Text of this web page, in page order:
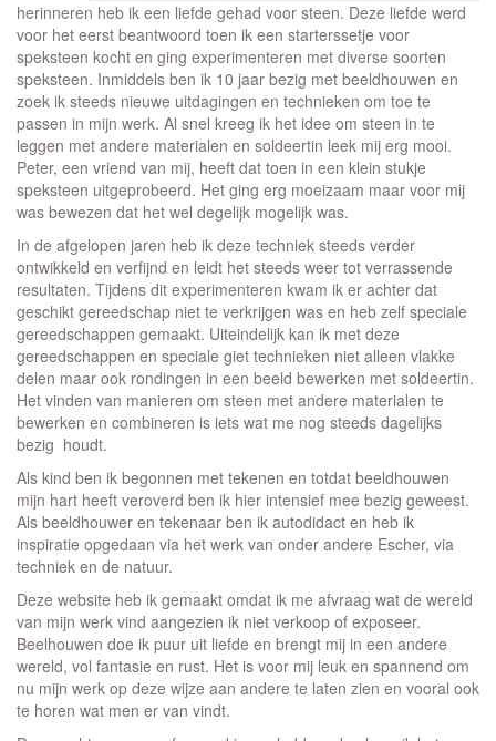
herinneren heb ik een liefde gehad voor steen. Deze liefde werd
voor het eerst beantwoord toen ik een starterssetje voor
speksteen kocht en ging experimenteren met diverse soorten
speksteen. Inmiddels ben ik 10 jaar bezig met beeldhouwen en
zoek ik steeds nieuwe uitdagingen en technieken om toe te
passen in mijn werk. Al snel kreeg ik het idee om steen in te
leggen met andere materialen en soldeertin leek mij erg mooi.
Peter, een vriend van mij, heeft dat toen in een klein stukje
speksteen uitgeprobeerd. Het ging erg moeizaam maar voor mij
was bewezen dat het wel degelijk mogelijk was.
In de afgelopen jaren heb ik deze techniek steeds verder
ontwikkeld en verfijnd en leidt het steeds weer tot verrassende
resultaten. Tijdens dit experimenteren kwam ik er achter dat
geschikt gereedschap niet te verkrijgen was en heb zelf speciale
gereedschappen gemaakt. Uiteindelijk kan ik met deze
gereedschappen en speciale giet technieken niet alleen vlakke
delen maar ook rondingen in een beeld bewerken met soldeertin.
Het vinden van manieren om steen met andere materialen te
bewerken en combineren is iets wat me nog steeds dagelijks
bezig houdt.
Als kind ben ik begonnen met tekenen en totdat beeldhouwen
mijn hart heeft veroverd ben ik hier intensief mee bezig geweest.
Als beeldhouwer en tekenaar ben ik autodidact en heb ik
inspiratie opgedaan via het werk van onder andere Escher, via
techniek en de natuur.
Deze website heb ik gemaakt omdat ik me afvraag wat de wereld
van mijn werk vind aangezien ik niet verkoop of exposeer.
Beelhouwen doe ik puur uit liefde en brengt mij in een andere
wereld, vol fantasie en rust. Het is voor mij leuk en spannend om
nu mijn werk op deze wijze aan andere te laten zien en vooral ook
te horen wat men er van vindt.